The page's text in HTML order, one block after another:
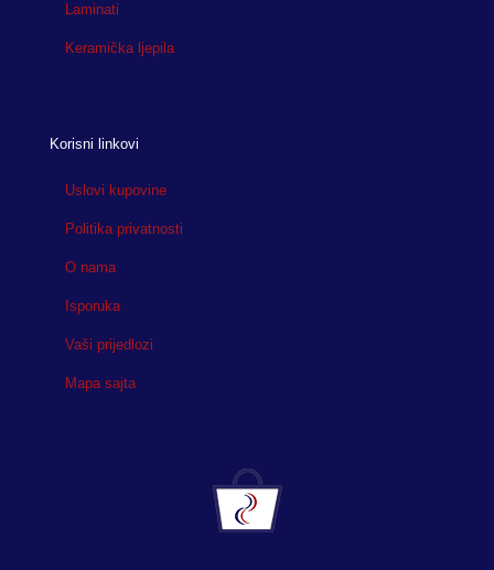
Laminati
Keramička ljepila
Korisni linkovi
Uslovi kupovine
Politika privatnosti
O nama
Isporuka
Vaši prijedlozi
Mapa sajta